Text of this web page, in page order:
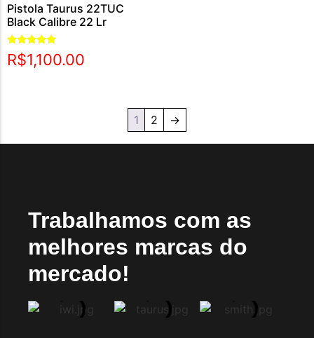
Pistola Taurus 22TUC
Black Calibre 22 Lr
Avaliação
5.00
R$1,100.00
1 2 →
Trabalhamos com as
melhores marcas do
mercado!